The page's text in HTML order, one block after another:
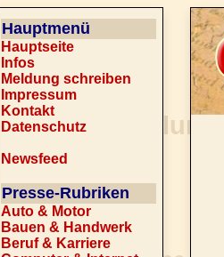
Hauptmenü
Hauptseite
Infos
Meldung schreiben
Impressum
Kontakt
Datenschutz
Newsfeed
Presse-Rubriken
Auto & Motor
Bauen & Handwerk
Beruf & Karriere